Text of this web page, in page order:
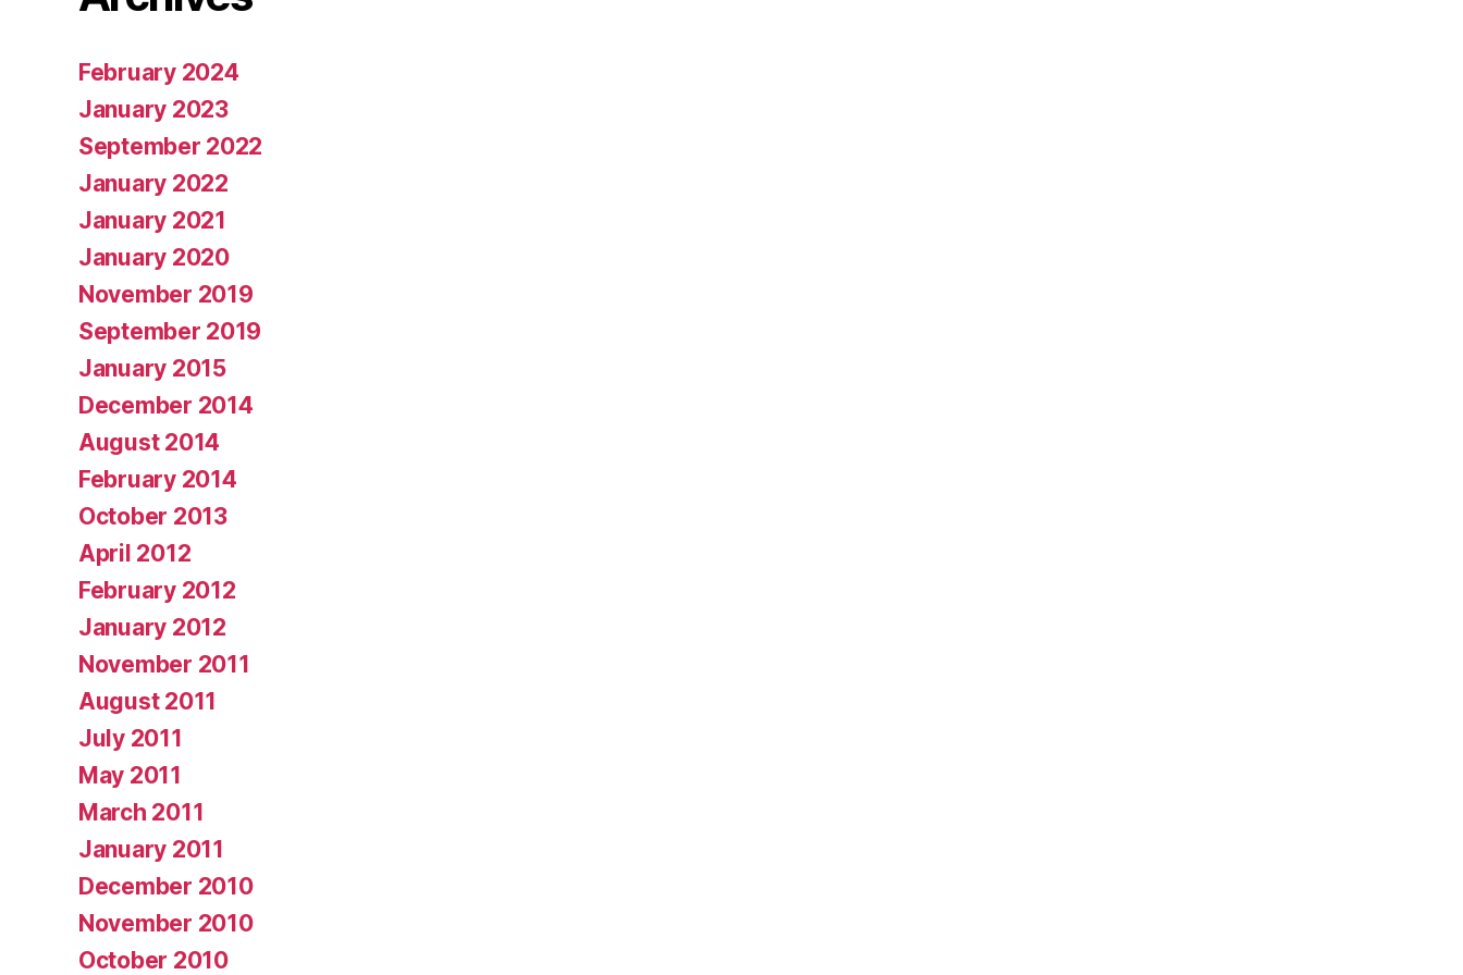
February 2024
January 2023
September 2022
January 2022
January 2021
January 2020
November 2019
September 2019
January 2015
December 2014
August 2014
February 2014
October 2013
April 2012
February 2012
January 2012
November 2011
August 2011
July 2011
May 2011
March 2011
January 2011
December 2010
November 2010
October 2010